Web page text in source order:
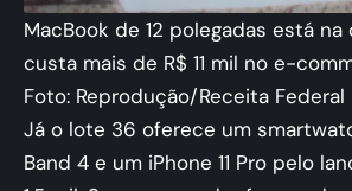
MacBook de 12 polegadas está
custa mais de R$ 11 mil no e-
Foto: Reprodução/Receita Federal
Já o lote 36 oferece um
Band 4 e um iPhone 11 Pro pelo